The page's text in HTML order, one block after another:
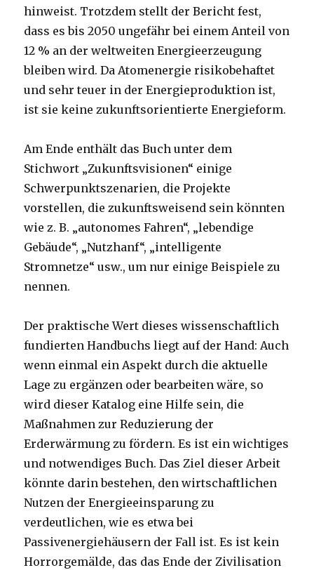
hinweist. Trotzdem stellt der Bericht fest,
dass es bis 2050 ungefähr bei einem Anteil von
12 % an der weltweiten Energieerzeugung
bleiben wird. Da Atomenergie risikobehaftet
und sehr teuer in der Energieproduktion ist,
ist sie keine zukunftsorientierte Energieform.
Am Ende enthält das Buch unter dem
Stichwort „Zukunftsvisionen“ einige
Schwerpunktszenarien, die Projekte
vorstellen, die zukunftsweisend sein könnten
wie z. B. „autonomes Fahren“, „lebendige
Gebäude“, „Nutzhanf“, „intelligente
Stromnetze“ usw., um nur einige Beispiele zu
nennen.
Der praktische Wert dieses wissenschaftlich
fundierten Handbuchs liegt auf der Hand: Auch
wenn einmal ein Aspekt durch die aktuelle
Lage zu ergänzen oder bearbeiten wäre, so
wird dieser Katalog eine Hilfe sein, die
Maßnahmen zur Reduzierung der
Erderwärmung zu fördern. Es ist ein wichtiges
und notwendiges Buch. Das Ziel dieser Arbeit
könnte darin bestehen, den wirtschaftlichen
Nutzen der Energieeinsparung zu
verdeutlichen, wie es etwa bei
Passivenergiehäusern der Fall ist. Es ist kein
Horrorgemälde, das das Ende der Zivilisation